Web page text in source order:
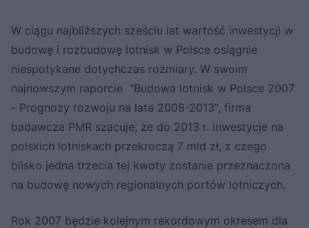
W ciągu najbliższych sześciu lat wartość inwestycji w
budowę i rozbudowę lotnisk w Polsce osiągnie
niespotykane dotychczas rozmiary. W swoim
najnowszym raporcie "Budowa lotnisk w Polsce 2007
- Prognozy rozwoju na lata 2008-2013", firma
badawcza PMR szacuje, że do 2013 r. inwestycje na
polskich lotniskach przekroczą 7 mld zł, z czego
blisko jedna trzecia tej kwoty zostanie przeznaczona
na budowę nowych regionalnych portów lotniczych.
Rok 2007 będzie kolejnym rekordowym okresem dla